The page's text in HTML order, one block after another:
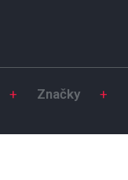
+ Značky +